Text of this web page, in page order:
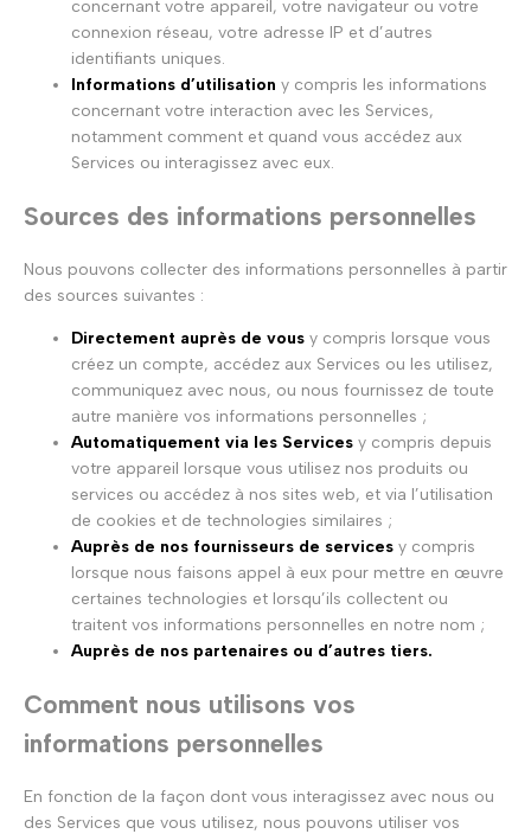
concernant votre appareil, votre navigateur ou votre
connexion réseau, votre adresse IP et d’autres
identifiants uniques.
Informations d’utilisation y compris les informations
concernant votre interaction avec les Services,
notamment comment et quand vous accédez aux
Services ou interagissez avec eux.
Sources des informations personnelles
Nous pouvons collecter des informations personnelles à partir
des sources suivantes :
Directement auprès de vous y compris lorsque vous
créez un compte, accédez aux Services ou les utilisez,
communiquez avec nous, ou nous fournissez de toute
autre manière vos informations personnelles ;
Automatiquement via les Services y compris depuis
votre appareil lorsque vous utilisez nos produits ou
services ou accédez à nos sites web, et via l’utilisation
de cookies et de technologies similaires ;
Auprès de nos fournisseurs de services y compris
lorsque nous faisons appel à eux pour mettre en œuvre
certaines technologies et lorsqu’ils collectent ou
traitent vos informations personnelles en notre nom ;
Auprès de nos partenaires ou d’autres tiers.
Comment nous utilisons vos
informations personnelles
En fonction de la façon dont vous interagissez avec nous ou
des Services que vous utilisez, nous pouvons utiliser vos